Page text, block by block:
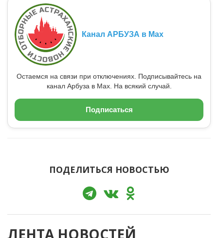
Канал АРБУЗА в Max
Остаемся на связи при отключениях. Подписывайтесь на
канал Арбуза в Max. На всякий случай.
Подписаться
ПОДЕЛИТЬСЯ НОВОСТЬЮ
ЛЕНТА НОВОСТЕЙ